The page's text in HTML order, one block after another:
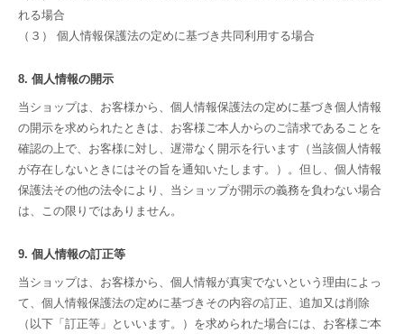
れる場合
（３） 個人情報保護法の定めに基づき共同利用する場合
8. 個人情報の開示
当ショップは、お客様から、個人情報保護法の定めに基づき個人情報
の開示を求められたときは、お客様ご本人からのご請求であることを
確認の上で、お客様に対し、遅滞なく開示を行います（当該個人情報
が存在しないときにはその旨を通知いたします。）。但し、個人情報
保護法その他の法令により、当ショップが開示の義務を負わない場合
は、この限りではありません。
9. 個人情報の訂正等
当ショップは、お客様から、個人情報が真実でないという理由によっ
て、個人情報保護法の定めに基づきその内容の訂正、追加又は削除
（以下「訂正等」といいます。）を求められた場合には、お客様ご本